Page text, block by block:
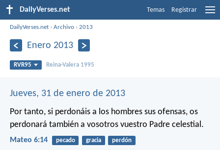
DailyVerses.net Temas Registrar
DailyVerses.net ›Archivo ›2013
Enero 2013
RVR95 Reina-Valera 1995
Jueves, 31 de enero de 2013
Por tanto, si perdonáis a los hombres sus ofensas, os
perdonará también a vosotros vuestro Padre celestial.
Mateo 6:14 pecado gracia perdón